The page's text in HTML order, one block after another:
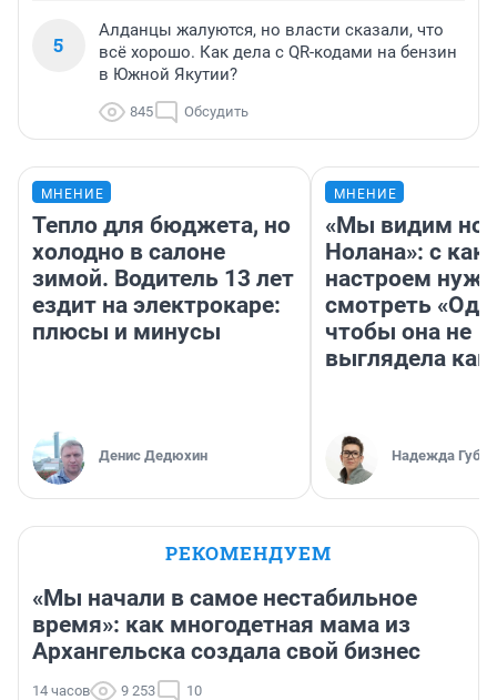
5
Алданцы жалуются, но власти сказали, что
всё хорошо. Как дела с QR-кодами на бензин
в Южной Якутии?
845 Обсудить
МНЕНИЕ
Тепло для бюджета, но
холодно в салоне
зимой. Водитель 13 лет
ездит на электрокаре:
плюсы и минусы
Денис Дедюхин
МНЕНИЕ
«Мы видим
Нолана»: с
настроем
смотреть
чтобы она не
выглядела как
Надежда
РЕКОМЕНДУЕМ
«Мы начали в самое нестабильное
время»: как многодетная мама из
Архангельска создала свой бизнес
14 часов 9 253 10